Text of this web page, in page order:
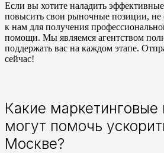
Если вы хотите наладить
повысить свои рыночные позиции, не
к нам для получения
помощи. Мы являемся агентством
поддержать вас на каждом этапе.
сейчас!
Какие
могут помочь
Москве?